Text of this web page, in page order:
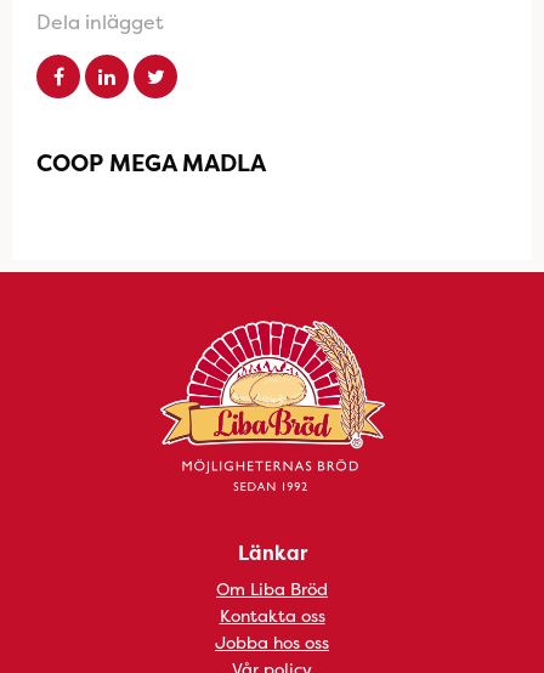
Dela inlägget
COOP MEGA MADLA
Länkar
Om Liba Bröd
Kontakta oss
Jobba hos oss